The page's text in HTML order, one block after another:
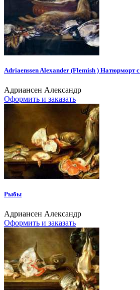
Adriaenssen Alexander (Flemish ) Натюрморт
Адриансен Александр
Оформить и заказать
Рыбы
Адриансен Александр
Оформить и заказать